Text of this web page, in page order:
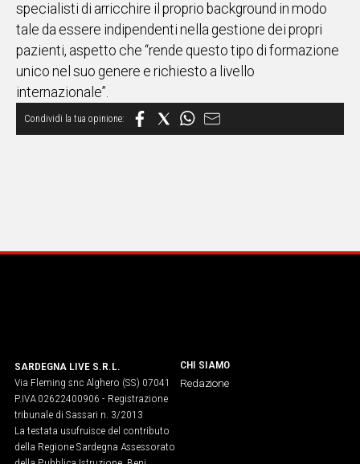
specialisti di arricchire il proprio background in modo
tale da essere indipendenti nella gestione dei propri
pazienti, aspetto che “rende questo tipo di formazione
unico nel suo genere e richiesto a livello
internazionale”.
SARDEGNA LIVE S.R.L.
Via Fleming snc Alghero (SS) 07041
P.IVA 02622400906 - Registrazione
tribunale di Sassari n. 3/2013
La testata usufruisce del contributo
della Regione Sardegna Assessorato
CHI SIAMO
Redazione